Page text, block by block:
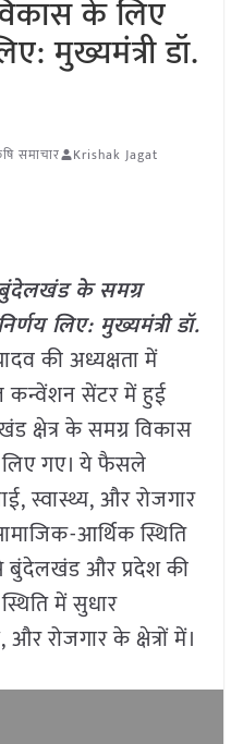
के लिए
मुख्यमंत्री डॉ.
समाचार Krishak Jagat
के समग्र
लिए: मुख्यमंत्री डॉ.
की अध्यक्षता में
कन्वेंशन सेंटर में हुई
क्षेत्र के समग्र विकास
गए। ये फैसले
स्वास्थ्य, और रोजगार
आर्थिक स्थिति
और प्रदेश की
में सुधार
रोजगार के क्षेत्रों में।